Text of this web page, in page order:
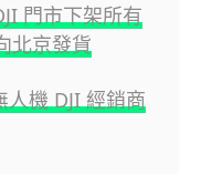
門市下架所有
北京發貨
機 DJI 經銷商